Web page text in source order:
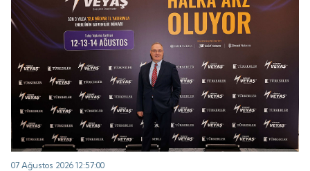
07 Ağustos 2026 12:57:00